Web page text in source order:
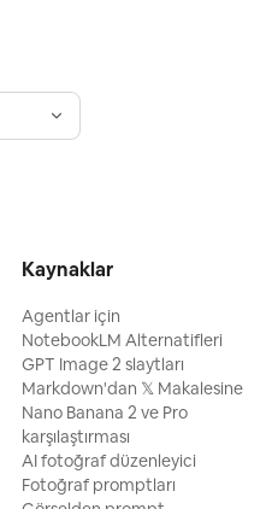
Kaynaklar
Agentlar için
NotebookLM Alternatifleri
GPT Image 2 slaytları
Markdown'dan 𝕏 Makalesine
Nano Banana 2 ve Pro
karşılaştırması
AI fotoğraf düzenleyici
Fotoğraf promptları